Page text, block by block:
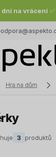
dní na vrácení ✅
Hra na dům
3 produktů